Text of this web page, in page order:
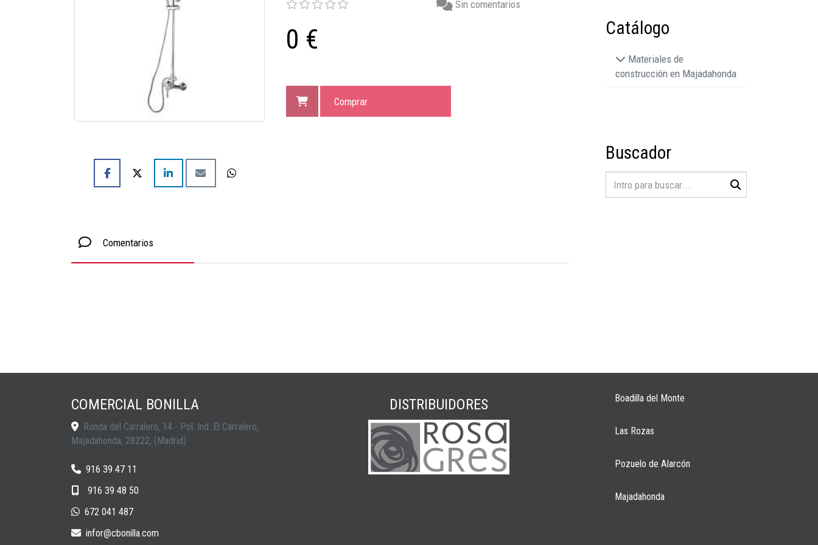
Sin comentarios
0 €
Comprar
Comentarios
Catálogo
Materiales de
construcción en Majadahonda
Buscador
COMERCIAL BONILLA
Ronda del Carralero, 14 - Pol. Ind. El Carralero,
Majadahonda, 28222, (Madrid)
916 39 47 11
916 39 48 50
672 041 487
infor
cbonilla.com
DISTRIBUIDORES Boadilla del Monte
Las Rozas
Pozuelo de Alarcón
Majadahonda